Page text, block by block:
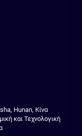
Hunan, Κίνα
και Τεχνολογική